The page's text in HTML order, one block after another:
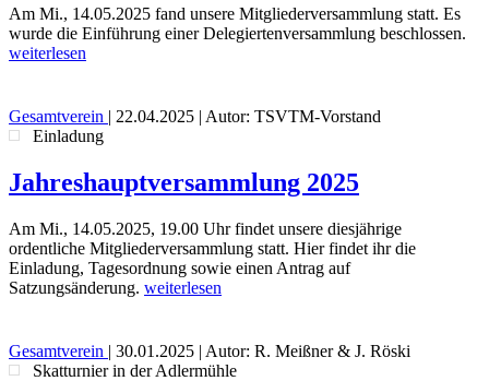
Am Mi., 14.05.2025 fand unsere Mitgliederversammlung statt. Es
wurde die Einführung einer Delegiertenversammlung beschlossen.
weiterlesen
Gesamtverein | 22.04.2025 | Autor: TSVTM-Vorstand
Einladung
Jahreshauptversammlung 2025
Am Mi., 14.05.2025, 19.00 Uhr findet unsere diesjährige
ordentliche Mitgliederversammlung statt. Hier findet ihr die
Einladung, Tagesordnung sowie einen Antrag auf
Satzungsänderung. weiterlesen
Gesamtverein | 30.01.2025 | Autor: R. Meißner & J. Röski
Skatturnier in der Adlermühle